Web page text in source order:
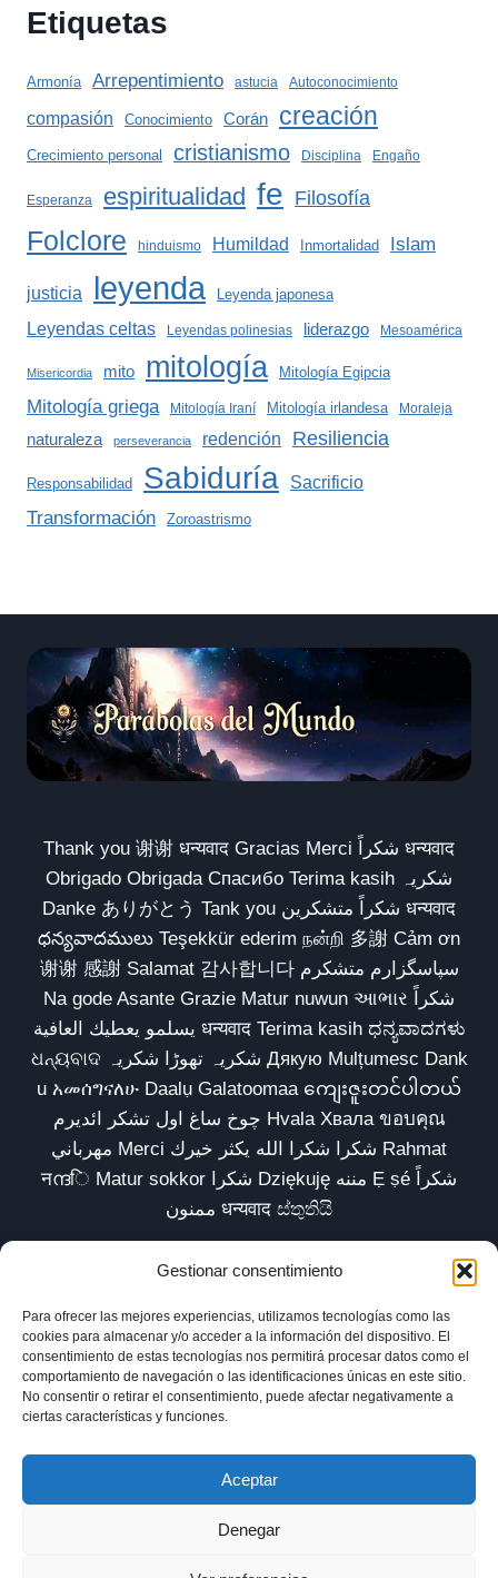
Gestionar consentimiento
Para ofrecer las mejores experiencias, utilizamos tecnologías como las
cookies para almacenar y/o acceder a la información del dispositivo. El
consentimiento de estas tecnologías nos permitirá procesar datos como el
comportamiento de navegación o las identificaciones únicas en este sitio.
No consentir o retirar el consentimiento, puede afectar negativamente a
ciertas características y funciones.
Aceptar
Denegar
Etiquetas
Armonía Arrepentimiento astucia Autoconocimiento
compasión Conocimiento Corán creación
Crecimiento personal cristianismo Disciplina Engaño
Esperanza espiritualidad fe Filosofía
Folclore hinduismo Humildad Inmortalidad Islam
justicia leyenda Leyenda japonesa
Leyendas celtas Leyendas polinesias liderazgo Mesoamérica
Misericordia mito mitología Mitología Egipcia
Mitología griega Mitología Iraní Mitología irlandesa Moraleja
naturaleza perseverancia redención Resiliencia
Responsabilidad Sabiduría Sacrificio
Transformación Zoroastrismo
Thank you 谢谢 धन्यवाद Gracias Merci شكراً धन्यवाद
Obrigado Obrigada Спасибо Terima kasih شکریہ
Danke ありがとう Tank you شكراً متشكرين धन्यवाद
ధన్యవాదములు Teşekkür ederim நன்றி 多謝 Cảm ơn
谢谢 感謝 Salamat 감사합니다 سپاسگزارم متشکرم
Na gode Asante Grazie Matur nuwun આભાર شكراً
يسلمو يعطيك العافية धन्यवाद Terima kasih ಧನ್ಯವಾದಗಳು
ଧନ୍ୟବାଦ شکریہ تھوڑا شکریہ Дякую Mulțumesc Dank
u አመሰግናለሁ Daalụ Galatoomaa ကျေးဇူးတင်ပါတယ်
چوخ ساغ اول تشکر ائدیرم Hvala Хвала ขอบคุณ
مهرباني Merci شكرا شكرا الله يكثر خيرك Rahmat
नന്ദि Matur sokkor شكرا Dziękuję مننه Ẹ ṣé شكراً
ممنون धन्यवाद ස්තුතියි
Inicio Biblioteca Parábolas TV
Comunidad
Esencia
Blog
Política de privacidad
Aviso legal
Política de cookies (UE)